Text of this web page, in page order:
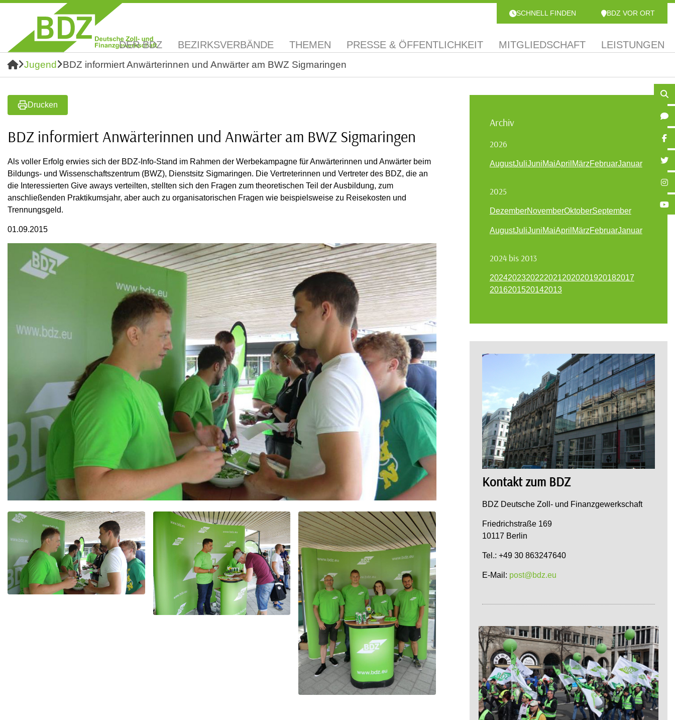
SCHNELL FINDEN BDZ VOR ORT
DER BDZ BEZIRKSVERBÄNDE THEMEN PRESSE & ÖFFENTLICHKEIT MITGLIEDSCHAFT LEISTUNGEN
Jugend BDZ informiert Anwärterinnen und Anwärter am BWZ Sigmaringen
Drucken
BDZ informiert Anwärterinnen und Anwärter am BWZ Sigmaringen
Als voller Erfolg erwies sich der BDZ-Info-Stand im Rahmen der Werbekampagne für Anwärterinnen und Anwärter beim
Bildungs- und Wissenschaftszentrum (BWZ), Dienstsitz Sigmaringen. Die Vertreterinnen und Vertreter des BDZ, die an
die Interessierten Give aways verteilten, stellten sich den Fragen zum theoretischen Teil der Ausbildung, zum
anschließenden Praktikumsjahr, aber auch zu organisatorischen Fragen wie beispielsweise zu Reisekosten und
Trennungsgeld.
01.09.2015
Archiv
2026
AugustJuliJuniMaiApril MärzFebruarJanuar
2025
DezemberNovemberOktoberSeptember
AugustJuliJuniMaiApril MärzFebruarJanuar
2024 bis 2013
20242023202220212020201920182017
2016201520142013
Kontakt zum BDZ
BDZ Deutsche Zoll- und Finanzgewerkschaft
Friedrichstraße 169
10117 Berlin
Tel.: +49 30 863247640
E-Mail: post@bdz.eu